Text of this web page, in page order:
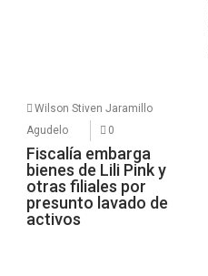
Wilson Stiven Jaramillo
Agudelo
0
Fiscalía embarga
bienes de Lili Pink y
otras filiales por
presunto lavado de
activos